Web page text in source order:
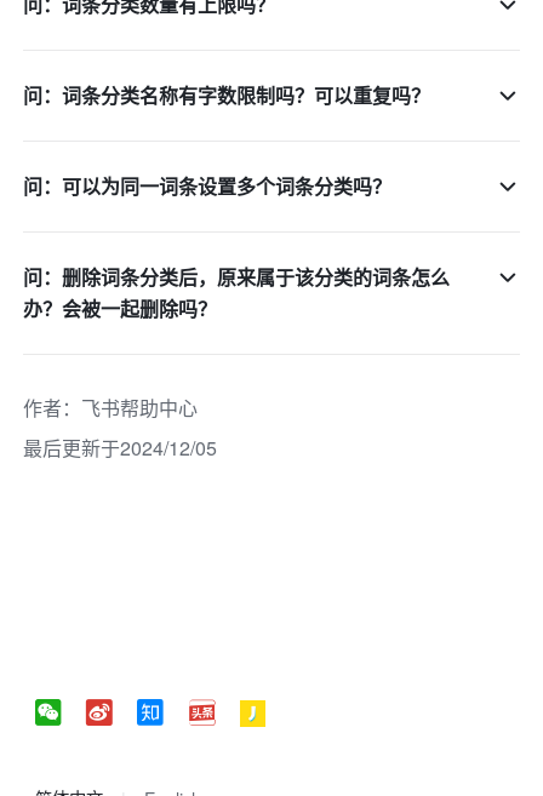
问：词条分类名称有字数限制吗？可以重复吗？
问：可以为同一词条设置多个词条分类吗？
问：删除词条分类后，原来属于该分类的词条怎么
办？会被一起删除吗？
作者： 飞书帮助中心
最后更新于2024/12/05